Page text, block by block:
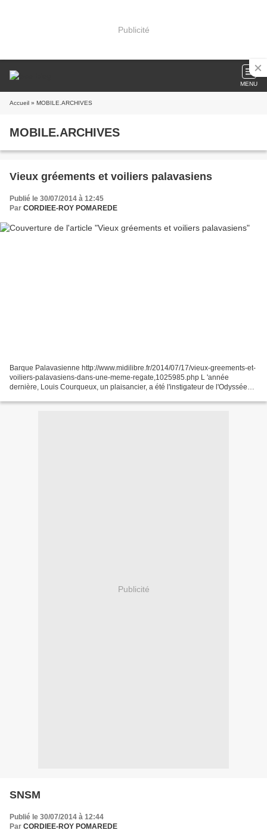
Publicité
MENU
Accueil » MOBILE.ARCHIVES
MOBILE.ARCHIVES
Vieux gréements et voiliers palavasiens
Publié le 30/07/2014 à 12:45
Par CORDIEE-ROY POMAREDE
Barque Palavasienne http://www.midilibre.fr/2014/07/17/vieux-greements-et-
voiliers-palavasiens-dans-une-meme-regate,1025985.php L 'année
dernière, Louis Courqueux, un plaisancier, a été l'instigateur de l'Odyssée
Publicité
SNSM
Publié le 30/07/2014 à 12:44
Par CORDIEE-ROY POMAREDE